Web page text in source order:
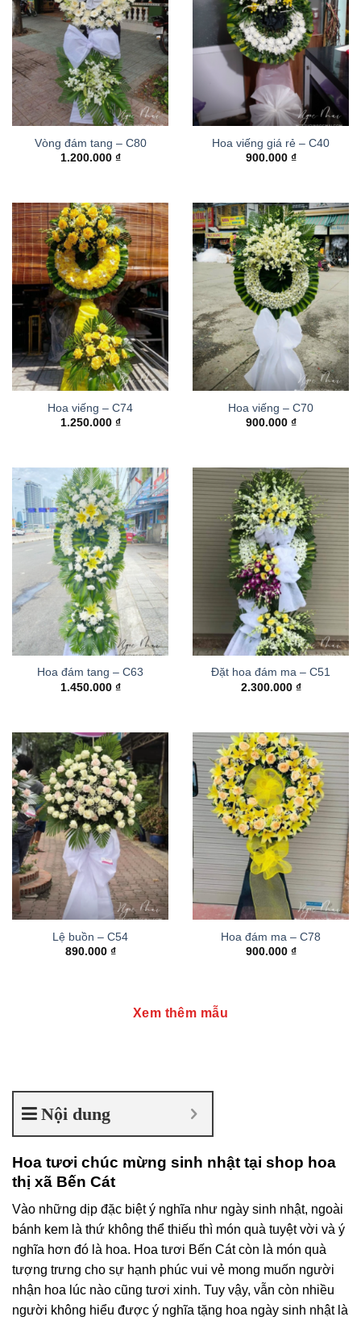
Vòng đám tang – C80
1.200.000 ₫
Hoa viếng giá rẻ – C40
900.000 ₫
Hoa viếng – C74
1.250.000 ₫
Hoa viếng – C70
900.000 ₫
Hoa đám tang – C63
1.450.000 ₫
Đặt hoa đám ma – C51
2.300.000 ₫
Lệ buồn – C54
890.000 ₫
Hoa đám ma – C78
900.000 ₫
Xem thêm mẫu
Nội dung
Hoa tươi chúc mừng sinh nhật tại shop hoa
thị xã Bến Cát
Vào những dịp đặc biệt ý nghĩa như ngày sinh nhật, ngoài
bánh kem là thứ không thể thiếu thì món quà tuyệt vời và ý
nghĩa hơn đó là hoa. Hoa tươi Bến Cát còn là món quà
tượng trưng cho sự hạnh phúc vui vẻ mong muốn người
nhận hoa lúc nào cũng tươi xinh. Tuy vậy, vẫn còn nhiều
người không hiểu được ý nghĩa tặng hoa ngày sinh nhật là